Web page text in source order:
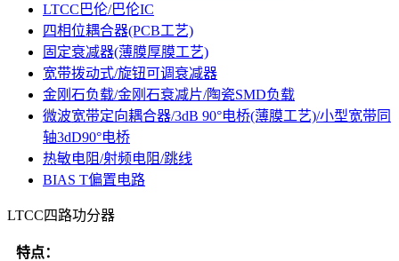
LTCC巴伦/巴伦IC
四相位耦合器(PCB工艺)
固定衰减器(薄膜厚膜工艺)
宽带拨动式/旋钮可调衰减器
金刚石负载/金刚石衰减片/陶瓷SMD负载
微波宽带定向耦合器/3dB 90°电桥(薄膜工艺)/小型宽带同
轴3dD90°电桥
热敏电阻/射频电阻/跳线
BIAS T偏置电路
LTCC四路功分器
特点：